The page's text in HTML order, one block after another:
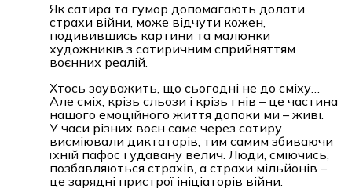
Як сатира та гумор допомагають долати
страхи війни, може відчути кожен,
подивившись картини та малюнки
художників з сатиричним сприйняттям
воєнних реалій.
Хтось зауважить, що сьогодні не до сміху…
Але сміх, крізь сльози і крізь гнів – це частина
нашого емоційного життя допоки ми – живі.
У часи різних воєн саме через сатиру
висміювали диктаторів, тим самим збиваючи
їхній пафос і удавану велич. Люди, сміючись,
позбавляються страхів, а страхи мільйонів –
це зарядні пристрої ініціаторів війни.